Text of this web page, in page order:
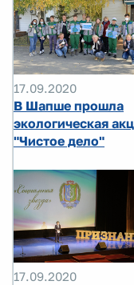
17.09.2020
В Шапше прошла
экологическая
"Чистое дело"
17.09.2020